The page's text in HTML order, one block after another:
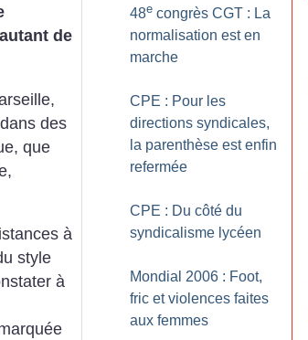
de
des
que
à
style
à
48e congrès CGT : La
normalisation est en
marche
CPE : Pour les
directions syndicales,
la parenthèse est enfin
refermée
CPE : Du côté du
syndicalisme lycéen
Mondial 2006 : Foot,
fric et violences faites
aux femmes